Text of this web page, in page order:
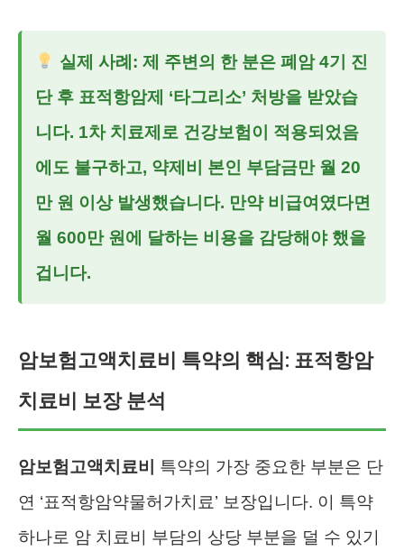
실제 사례: 제 주변의 한 분은 폐암 4기 진
단 후 표적항암제 ‘타그리소’ 처방을 받았습
니다. 1차 치료제로 건강보험이 적용되었음
에도 불구하고, 약제비 본인 부담금만 월 20
만 원 이상 발생했습니다. 만약 비급여였다면
월 600만 원에 달하는 비용을 감당해야 했을
겁니다.
암보험고액치료비 특약의 핵심: 표적항암
치료비 보장 분석
암보험고액치료비
특약의 가장 중요한 부분은 단
연 ‘표적항암약물허가치료’ 보장입니다. 이 특약
하나로 암 치료비 부담의 상당 부분을 덜 수 있기